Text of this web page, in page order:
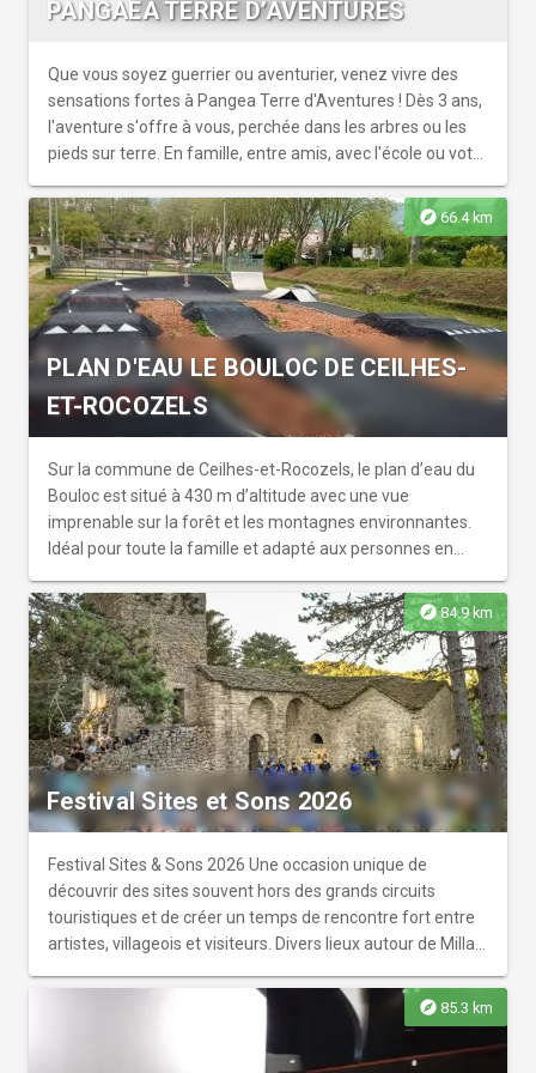
PANGAEA TERRE D’AVENTURES
Que vous soyez guerrier ou aventurier, venez vivre des
sensations fortes à Pangea Terre d'Aventures ! Dès 3 ans,
l'aventure s'offre à vous, perchée dans les arbres ou les
pieds sur terre. En famille, entre amis, avec l'école ou votre
toute sécurité. Le parc, le seul en forêt à Vendres-Plage,
se situe à 500 m de la plage, à l'ombre des arbres.
Escalade, parcours aventure, et bien plus vous attend,
avec toujours quelque chose à faire pour tous les âges et
toutes les envies.
explore 66.4 km
PLAN D'EAU LE BOULOC DE CEILHES-
ET-ROCOZELS
Sur la commune de Ceilhes-et-Rocozels, le plan d’eau du
Bouloc est situé à 430 m d’altitude avec une vue
imprenable sur la forêt et les montagnes environnantes.
Idéal pour toute la famille et adapté aux personnes en
aquatiques avec; autour, un ponton de pêche, un city
stade, jeux pour enfants, aires de pique nique et de
barbecue. ATTENTION: La baignade est non surveillée, soit
sous votre propre responsabilité.
explore84.9 km
Festival Sites et Sons 2026
Festival Sites & Sons 2026 Une occasion unique de
découvrir des sites souvent hors des grands circuits
touristiques et de créer un temps de rencontre fort entre
artistes, villageois et visiteurs. Divers lieux autour de Millau
résonner plus de 200 concerts depuis 16 ans, dans des
sites patrimoniaux remarquables (viaduc, château,
prieurés…). Dès 19 h, les lieux s’ouvrent avec un spectacle
explore 85.3 km